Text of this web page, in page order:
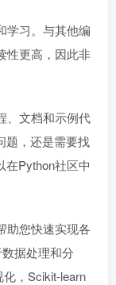
学习。与其他编
性更高，因此非
、文档和示例代
题，还是需要找
在Python社区中
助您快速实现各
据处理和分
，Scikit-learn